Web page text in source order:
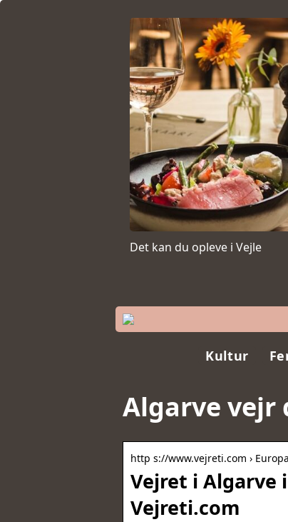
Det kan du opleve i Vejle
Kultur
Algarve vejr
http s://www.vejreti.com ›
Vejret i Algarve
Vejreti.com